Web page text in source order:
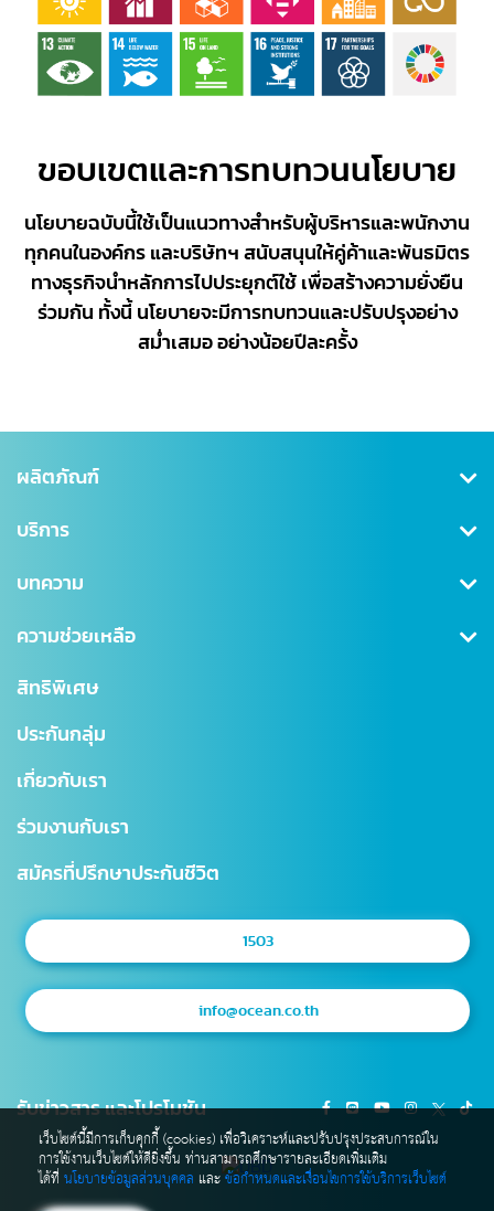
ขอบเขตและการทบทวนนโยบาย
นโยบายฉบับนี้ใช้เป็นแนวทางสำหรับผู้บริหารและพนักงาน
ทุกคนในองค์กร และบริษัทฯ สนับสนุนให้คู่ค้าและพันธมิตร
ทางธุรกิจนำหลักการไปประยุกต์ใช้ เพื่อสร้างความยั่งยืน
ร่วมกัน ทั้งนี้ นโยบายจะมีการทบทวนและปรับปรุงอย่าง
สม่ำเสมอ อย่างน้อยปีละครั้ง
ผลิตภัณฑ์
คุ้มครองสุขภาพ
คุ้มครองอุบัติเหตุ
ประกันชีวิตควบการลงทุน
บริการ
สมัครสมาชิก/เข้าสู่ระบบ
การเรียกร้องค่าสินไหม
การเปลี่ยนแปลงกรมธรรม์
บริการอื่นๆ
มาตรฐานการให้บริการธุรกิจประกันชีวิต (SLA)
บทความ
ข่าวสาร CSR
ความช่วยเหลือ
สำนักงานใหญ่
สาขาไทยสมุทร
แผนผังเว็บไซต์
สิทธิพิเศษ
ประกันกลุ่ม
เกี่ยวกับเรา
ร่วมงานกับเรา
สมัครที่ปรึกษาประกันชีวิต
1503
info@ocean.co.th
รับข่าวสาร และโปรโมชัน
เว็บไซต์นี้มีการเก็บคุกกี้ (cookies) เพื่อวิเคราะห์และปรับปรุงประสบการณ์ใน
การใช้งานเว็บไซต์ให้ดียิ่งขึ้น ท่านสามารถศึกษารายละเอียดเพิ่มเติม
ได้ที่ นโยบายข้อมูลส่วนบุคคล และข้อกำหนดและเงื่อนไขการใช้บริการเว็บไซต์